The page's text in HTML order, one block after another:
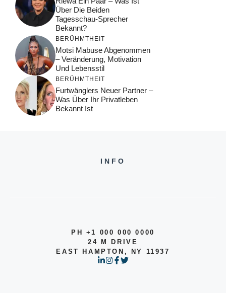
Über Die Beiden
Tagesschau-Sprecher
Bekannt?
BERÜHMTHEIT
Motsi Mabuse Abgenommen
– Veränderung, Motivation
Und Lebensstil
BERÜHMTHEIT
Furtwänglers Neuer Partner –
Was Über Ihr Privatleben
Bekannt Ist
INFO
PH +1 000 000 0000
24 M DRIVE
EAST HAMPTON, NY 11937